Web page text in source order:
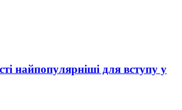
найпопулярніші для вступу у